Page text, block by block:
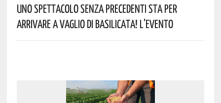
Uno Spettacolo Senza Precedenti Sta Per
Arrivare A Vaglio Di Basilicata! L’evento